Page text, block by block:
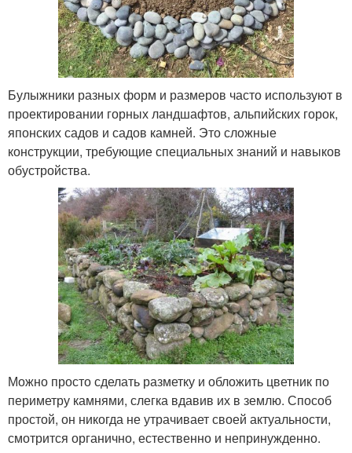
Булыжники разных форм и размеров часто используют в
проектировании горных ландшафтов, альпийских горок,
японских садов и садов камней. Это сложные
конструкции, требующие специальных знаний и навыков
обустройства.
Можно просто сделать разметку и обложить цветник по
периметру камнями, слегка вдавив их в землю. Способ
простой, он никогда не утрачивает своей актуальности,
смотрится органично, естественно и непринужденно.